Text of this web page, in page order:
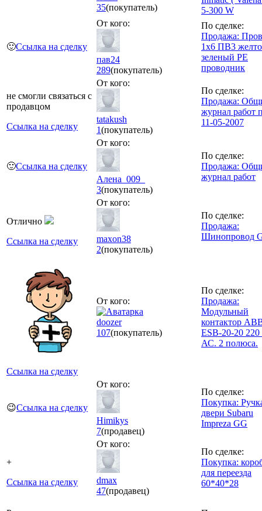
35(покупатель)
5-300 W
🙂Ссылка на сделку
От кого:
пав24
289(покупатель)
По сделке:
Продажа:
1х6 ПВ3
зеленый PE
проводник
не смогли связаться с
продавцом
Ссылка на сделку
От кого:
tatakush
1(покупатель)
По сделке:
Продажа:
журнал работ
11-05-2007
🙂Ссылка на сделку
От кого:
Алена_009_
3(покупатель)
По сделке:
Продажа:
журнал работ
Отлично
Ссылка на сделку
От кого:
maxon38
2(покупатель)
По сделке:
Продажа:
Шинопровод
Ссылка на сделку
От кого:
doozer
107(покупатель)
По сделке:
Продажа:
Модульный
контактор
ESB-20-20
АС. 2 полюса.
😉Ссылка на сделку
От кого:
Himikys
7(продавец)
По сделке:
Покупка:
двери Subaru
Impreza GG
+
Ссылка на сделку
От кого:
dmax
47(продавец)
По сделке:
Покупка:
для переезда
60*40*28